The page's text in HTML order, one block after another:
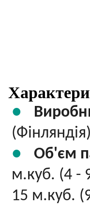
Об'єм
м.куб. (4 -
15 м.куб.